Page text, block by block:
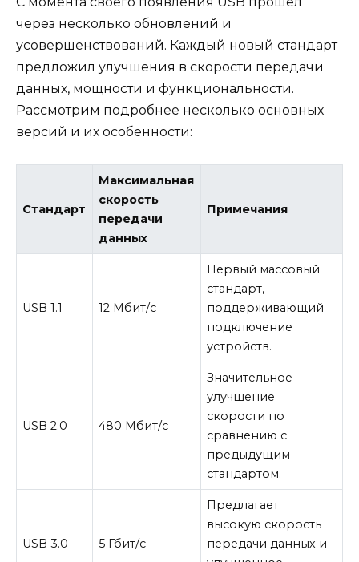
через несколько обновлений и
усовершенствований. Каждый новый стандарт
предложил улучшения в скорости передачи
данных, мощности и функциональности.
Рассмотрим подробнее несколько основных
версий и их особенности:
Стандарт
Максимальная
скорость
передачи
данных
Примечания
USB 1.1 12 Мбит/с
Первый массовый
стандарт,
поддерживающий
подключение
устройств.
USB 2.0 480 Мбит/с
Значительное
улучшение
скорости по
сравнению с
предыдущим
стандартом.
USB 3.0 5 Гбит/с
Предлагает
высокую скорость
передачи данных и